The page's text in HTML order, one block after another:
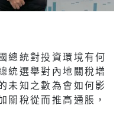
總統對投資環境有何
統選舉對內地關稅增
未知之數為會如何影
關稅從而推高通脹，